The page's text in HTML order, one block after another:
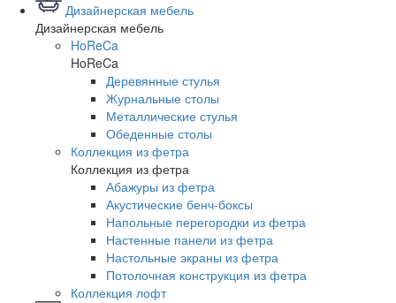
Дизайнерская мебель
Дизайнерская мебель
HoReCa
HoReCa
Деревянные стулья
Журнальные столы
Металлические стулья
Обеденные столы
Коллекция из фетра
Коллекция из фетра
Абажуры из фетра
Акустические бенч-боксы
Напольные перегородки из фетра
Настенные панели из фетра
Настольные экраны из фетра
Потолочная конструкция из фетра
Коллекция лофт